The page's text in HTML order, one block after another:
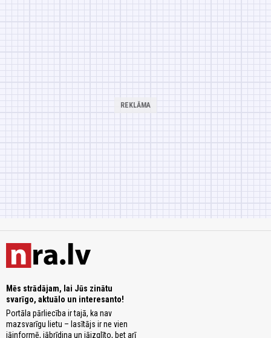
Mēs strādājam, lai Jūs zinātu
svarīgo, aktuālo un interesanto!
Portāla pārliecība ir tajā, ka nav
mazsvarīgu lietu – lasītājs ir ne vien
jāinformē, jābrīdina un jāizglīto, bet arī